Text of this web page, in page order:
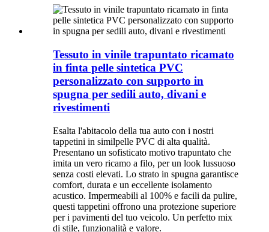
Tessuto in vinile trapuntato ricamato
in finta pelle sintetica PVC
personalizzato con supporto in
spugna per sedili auto, divani e
rivestimenti
Esalta l'abitacolo della tua auto con i nostri
tappetini in similpelle PVC di alta qualità.
Presentano un sofisticato motivo trapuntato che
imita un vero ricamo a filo, per un look lussuoso
senza costi elevati. Lo strato in spugna garantisce
comfort, durata e un eccellente isolamento
acustico. Impermeabili al 100% e facili da pulire,
questi tappetini offrono una protezione superiore
per i pavimenti del tuo veicolo. Un perfetto mix
di stile, funzionalità e valore.